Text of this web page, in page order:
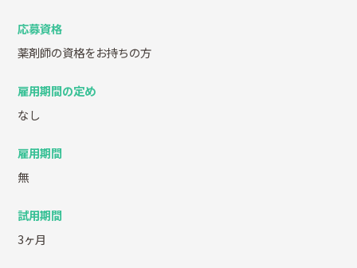
応募資格
薬剤師の資格をお持ちの方
雇用期間の定め
なし
雇用期間
無
試用期間
3ヶ月